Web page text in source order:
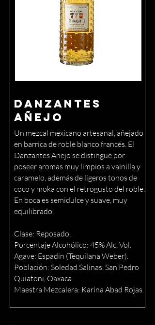
Danzantes
Añejo
Un mezcal mexicano artesanal, añejado
en barrica de roble blanco francés. El
Danzantes Añejo se distingue por
poseer aromas muy limpios a vainilla y
caramelo, además de ligeros tonos de
coco y moka con el retrogusto del roble.
En boca es semidulce y suave, muy
equilibrado.
Clase: Reposado.
Porcentaje Alcohólico: 45% Alc. Vol.
Agave: Espadin (Tequilana Weber).
Población: Soledad Salinas, San Pedro
Quiatoni, Oaxaca.
Maestra Mezcalera: Karina Abad Rojas.